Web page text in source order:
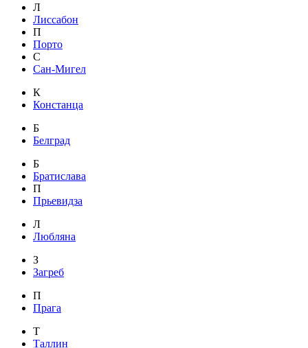
Л
Лиссабон
П
Порто
С
Сан-Мигел
К
Констанца
Б
Белград
Б
Братислава
П
Прьевидза
Л
Любляна
З
Загреб
П
Прага
Т
Таллин